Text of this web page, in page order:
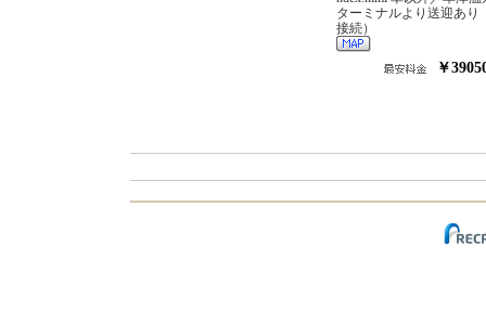
ターミナルより送迎あり
接続）
￥